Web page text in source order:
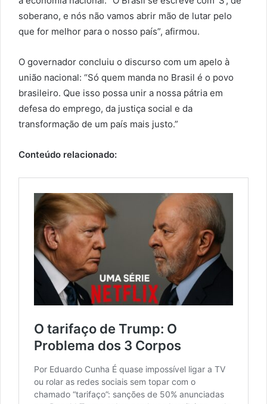
soberano, e nós não vamos abrir mão de lutar pelo
que for melhor para o nosso país”, afirmou.
O governador concluiu o discurso com um apelo à
união nacional: “Só quem manda no Brasil é o povo
brasileiro. Que isso possa unir a nossa pátria em
defesa do emprego, da justiça social e da
transformação de um país mais justo.”
Conteúdo relacionado: